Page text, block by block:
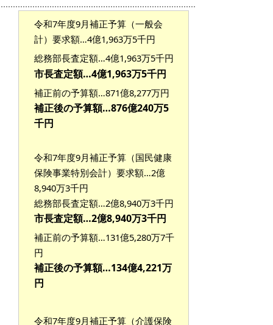
令和7年度9月補正予算（一般会
計）要求額…4億1,963万5千円
総務部長査定額…4億1,963万5千円
市長査定額…4億1,963万5千円
補正前の予算額…871億8,277万円
補正後の予算額…876億240万5
千円
令和7年度9月補正予算（国民健康
保険事業特別会計）要求額…2億
8,940万3千円
総務部長査定額…2億8,940万3千円
市長査定額…2億8,940万3千円
補正前の予算額…131億5,280万7千
円
補正後の予算額…134億4,221万
円
令和7年度9月補正予算（介護保険